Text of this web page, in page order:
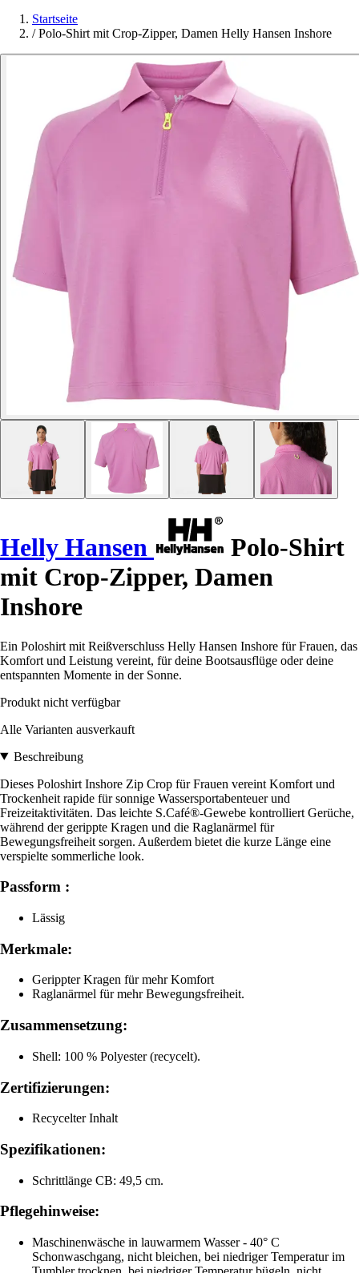
Startseite
/ Polo-Shirt mit Crop-Zipper, Damen Helly Hansen Inshore
Helly Hansen
Polo-Shirt
mit Crop-Zipper, Damen
Inshore
Ein Poloshirt mit Reißverschluss Helly Hansen Inshore für Frauen, das
Komfort und Leistung vereint, für deine Bootsausflüge oder deine
entspannten Momente in der Sonne.
Produkt nicht verfügbar
Alle Varianten ausverkauft
Beschreibung
Dieses Poloshirt Inshore Zip Crop für Frauen vereint Komfort und
Trockenheit rapide für sonnige Wassersportabenteuer und
Freizeitaktivitäten. Das leichte S.Café®-Gewebe kontrolliert Gerüche,
während der gerippte Kragen und die Raglanärmel für
Bewegungsfreiheit sorgen. Außerdem bietet die kurze Länge eine
verspielte sommerliche look.
Passform :
Lässig
Merkmale:
Gerippter Kragen für mehr Komfort
Raglanärmel für mehr Bewegungsfreiheit.
Zusammensetzung:
Shell: 100 % Polyester (recycelt).
Zertifizierungen:
Recycelter Inhalt
Spezifikationen:
Schrittlänge CB: 49,5 cm.
Pflegehinweise:
Maschinenwäsche in lauwarmem Wasser - 40° C
Schonwaschgang, nicht bleichen, bei niedriger Temperatur im